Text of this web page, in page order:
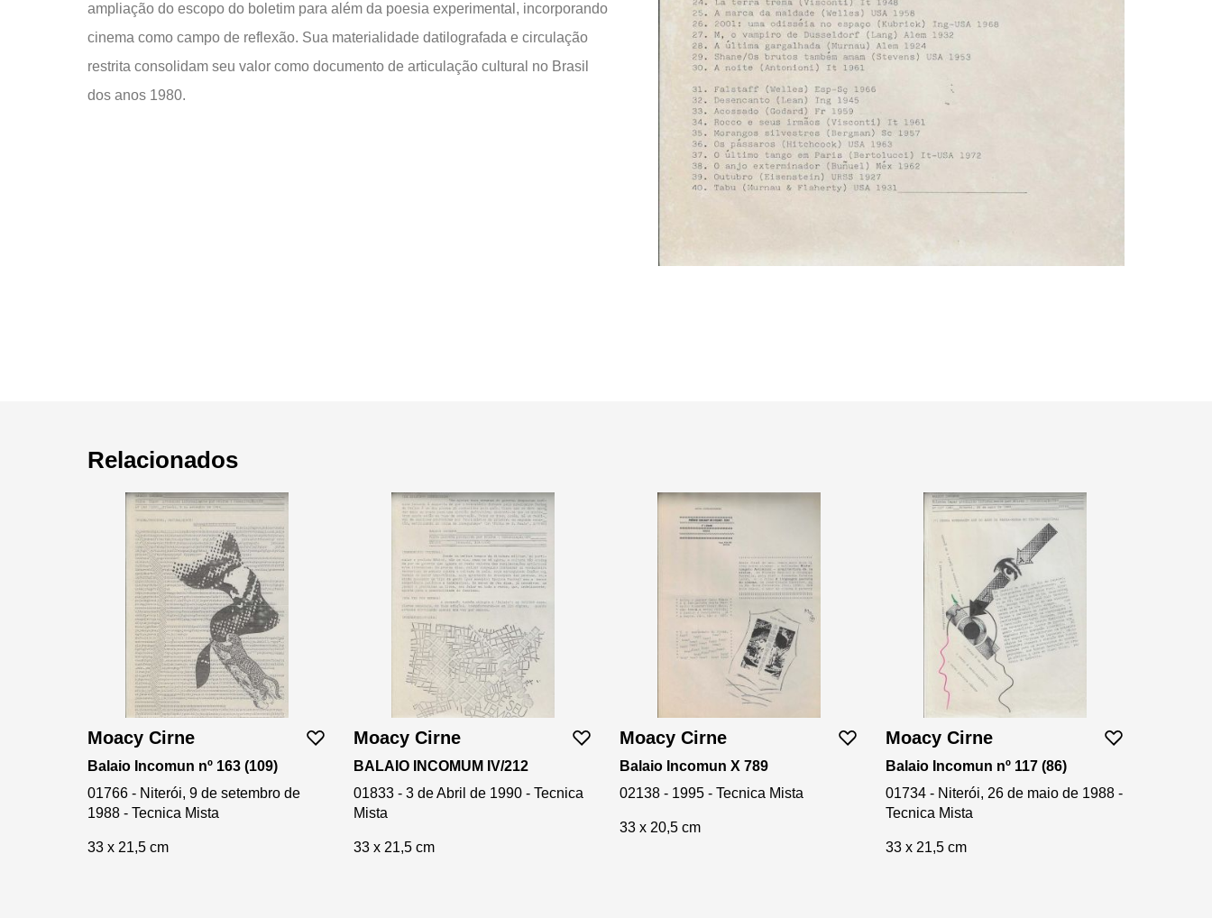
ampliação do escopo do boletim para além da poesia experimental, incorporando
cinema como campo de reflexão. Sua materialidade datilografada e circulação
restrita consolidam seu valor como documento de articulação cultural no Brasil
dos anos 1980.
Relacionados
Moacy Cirne
Balaio Incomun nº 163 (109)
01766 - Niterói, 9 de setembro de
1988 - Tecnica Mista
33 x 21,5 cm
Moacy Cirne
BALAIO INCOMUM IV/212
01833 - 3 de Abril de 1990 - Tecnica
Mista
33 x 21,5 cm
Moacy Cirne
Balaio Incomun X 789
02138 - 1995 - Tecnica Mista
33 x 20,5 cm
Moacy Cirne
Balaio Incomun nº 117 (86)
01734 - Niterói, 26 de maio de 1988 -
Tecnica Mista
33 x 21,5 cm